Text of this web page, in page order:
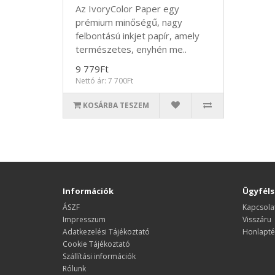
Az IvoryColor Paper egy
prémium minőségű, nagy
felbontású inkjet papír, amely
természetes, enyhén me..
9 779Ft
Nettó ár: 7 700Ft
KOSÁRBA TESZEM
Információk
ÁSZF
Impresszum
Adatkezelési Tájékoztató
Cookie Tájékoztató
Szállítási információk
Rólunk
Visszáru